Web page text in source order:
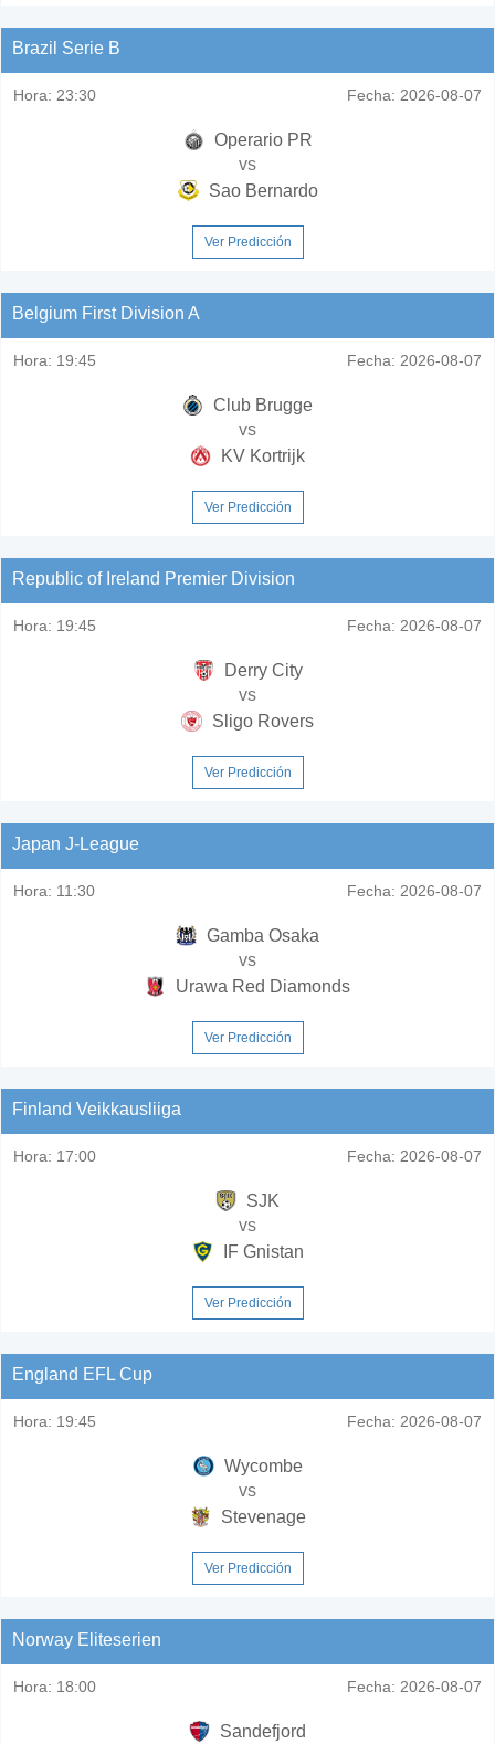
Brazil Serie B
Hora: 23:30 Fecha: 2026-08-07
Operario PR
vs
Sao Bernardo
Ver Predicción
Belgium First Division A
Hora: 19:45 Fecha: 2026-08-07
Club Brugge
vs
KV Kortrijk
Ver Predicción
Republic of Ireland Premier Division
Hora: 19:45 Fecha: 2026-08-07
Derry City
vs
Sligo Rovers
Ver Predicción
Japan J-League
Hora: 11:30 Fecha: 2026-08-07
Gamba Osaka
vs
Urawa Red Diamonds
Ver Predicción
Finland Veikkausliiga
Hora: 17:00 Fecha: 2026-08-07
SJK
vs
IF Gnistan
Ver Predicción
England EFL Cup
Hora: 19:45 Fecha: 2026-08-07
Wycombe
vs
Stevenage
Ver Predicción
Norway Eliteserien
Hora: 18:00 Fecha: 2026-08-07
Sandefjord